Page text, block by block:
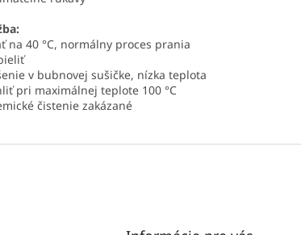
na 40 °C, normálny proces prania
v bubnovej sušičke, nízka teplota
pri maximálnej teplote 100 °C
čistenie zakázané